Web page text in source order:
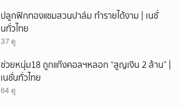
ปลูกฟักทองแซมสวนปาล์ม ทำรายได้งาม | เนชั่
นทั่วไทย
37 ดู
ช่วยหนุ่ม18 ถูกแก๊งคอลฯหลอก “สูญเงิน 2 ล้าน” |
เนชั่นทั่วไทย
64 ดู